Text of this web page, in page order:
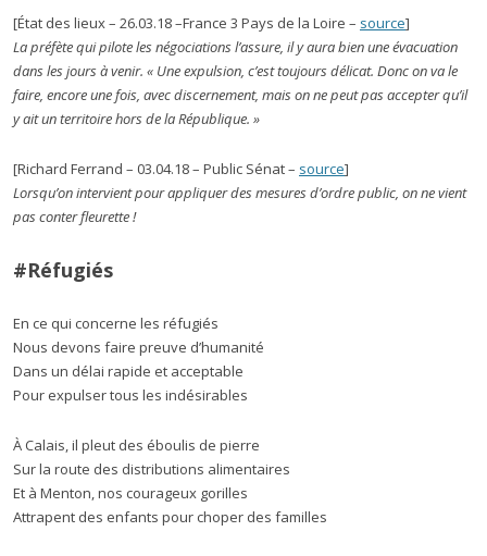
[État des lieux – 26.03.18 –France 3 Pays de la Loire – source]
La préfète qui pilote les négociations l’assure, il y aura bien une évacuation
dans les jours à venir. « Une expulsion, c’est toujours délicat. Donc on va le
faire, encore une fois, avec discernement, mais on ne peut pas accepter qu’il
y ait un territoire hors de la République. »
[Richard Ferrand – 03.04.18 – Public Sénat – source]
Lorsqu’on intervient pour appliquer des mesures d’ordre public, on ne vient
pas conter fleurette !
#Réfugiés
En ce qui concerne les réfugiés
Nous devons faire preuve d’humanité
Dans un délai rapide et acceptable
Pour expulser tous les indésirables
À Calais, il pleut des éboulis de pierre
Sur la route des distributions alimentaires
Et à Menton, nos courageux gorilles
Attrapent des enfants pour choper des familles